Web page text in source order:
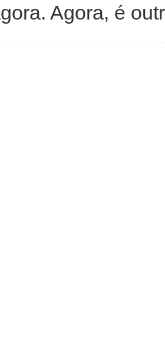
Agora, é